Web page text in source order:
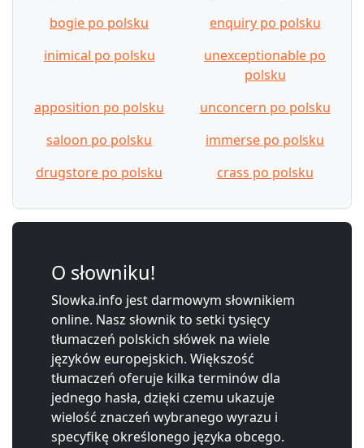
bogie po polsku
enquiry po polsku
inimical po polsku
unexceptionable po
polsku
apposition po polsku
unconcern po polsku
saloon po polsku
immerse po polsku
drugstore po polsku
crass po polsku
O słowniku!
Slowka.info jest darmowym słownikiem
online. Nasz słownik to setki tysięcy
tłumaczeń polskich słówek na wiele
języków europejskich. Większość
tłumaczeń oferuje kilka terminów dla
jednego hasła, dzięki czemu ukazuje
wielość znaczeń wybranego wyrazu i
specyfikę określonego języka obcego.